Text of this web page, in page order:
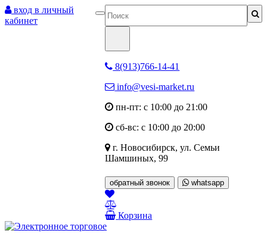
вход в личный
кабинет
8(913)766-14-41
info@vesi-market.ru
пн-пт: с 10:00 до 21:00
сб-вс: с 10:00 до 20:00
г. Новосибирск,ул. Семьи
Шамшиных, 99
обратный звонок whatsapp
Корзина